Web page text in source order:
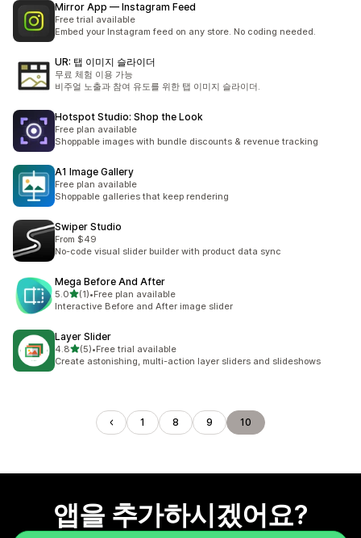
Mirror App — Instagram Feed
Free trial available
Embed your Instagram feed on any store. No coding needed.
UR: 탭 이미지 슬라이더
무료 체험 이용 가능
비주얼 노출과 참여 유도를 위한 탭 이미지 슬라이더.
Hotspot Studio: Shop the Look
Free plan available
Shoppable images with bundle discounts & revenue tracking
A1 Image Gallery
Free plan available
Shoppable galleries that keep rendering
Swiper Studio
From $49
No-code visual slider builder with product data sync
Mega Before And After
5.0별 5개 중
(1)
총 리뷰 1개
•Free plan available
Interactive Before and After image slider
Layer Slider
4.8별 5개 중
(5)
총 리뷰 5개
•Free trial available
Create astonishing, multi-action layer sliders and slideshows
1 8 9 10
앱을 추가하시겠어요?